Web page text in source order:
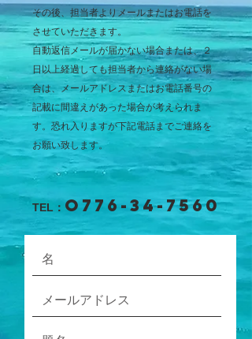
その後、担当者よりメールまたはお電話を
させていただきます。
自動返信メールが届かない場合または、２
日以上経過しても担当者から連絡がない場
合は、メールアドレスまたはお電話番号の
記載に間違えがあった場合が考えられま
す。恐れ入りますが下記電話までご連絡を
お願い致します。
TEL： o776-34-7560